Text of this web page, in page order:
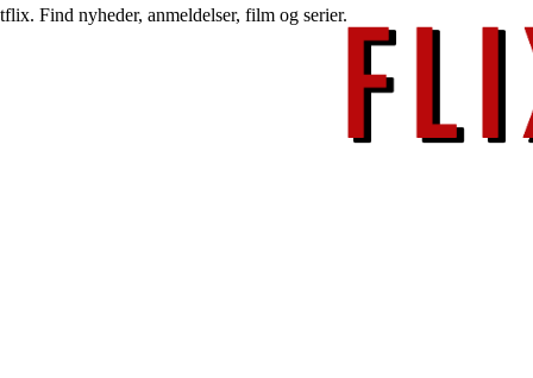
Find nyheder, anmeldelser, film og serier.